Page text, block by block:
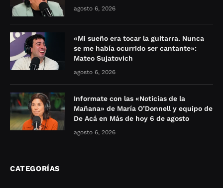
agosto 6, 2026
«Mi sueño era tocar la guitarra. Nunca
se me había ocurrido ser cantante»:
Mateo Sujatovich
agosto 6, 2026
Informate con las «Noticias de la
Mañana» de María O’Donnell y equipo de
De Acá en Más de hoy 6 de agosto
agosto 6, 2026
CATEGORÍAS